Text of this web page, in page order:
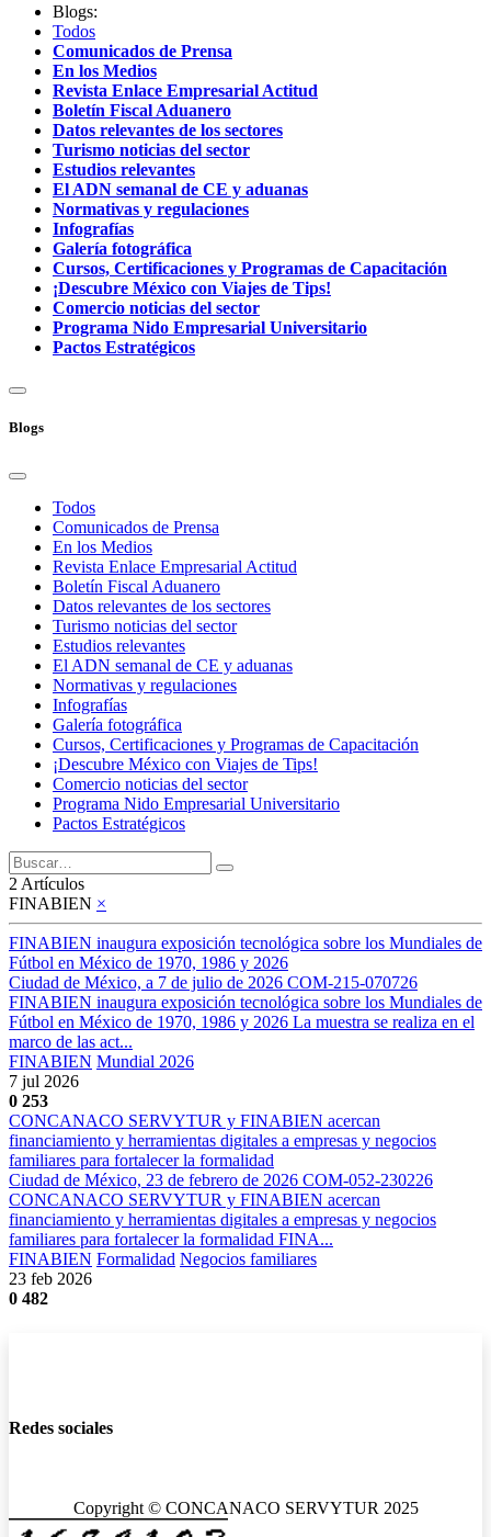
Blogs:
Todos
Comunicados de Prensa
En los Medios
Revista Enlace Empresarial Actitud
Boletín Fiscal Aduanero
Datos relevantes de los sectores
Turismo noticias del sector
Estudios relevantes
El ADN semanal de CE y aduanas
Normativas y regulaciones
Infografías
Galería fotográfica
Cursos, Certificaciones y Programas de Capacitación
¡Descubre México con Viajes de Tips!
Comercio noticias del sector
Programa Nido Empresarial Universitario
Pactos Estratégicos
Blogs
Todos
Comunicados de Prensa
En los Medios
Revista Enlace Empresarial Actitud
Boletín Fiscal Aduanero
Datos relevantes de los sectores
Turismo noticias del sector
Estudios relevantes
El ADN semanal de CE y aduanas
Normativas y regulaciones
Infografías
Galería fotográfica
Cursos, Certificaciones y Programas de Capacitación
¡Descubre México con Viajes de Tips!
Comercio noticias del sector
Programa Nido Empresarial Universitario
Pactos Estratégicos
2 Artículos
FINABIEN ×
FINABIEN inaugura exposición tecnológica sobre los Mundiales de
Fútbol en México de 1970, 1986 y 2026
Ciudad de México, a 7 de julio de 2026 COM-215-070726
FINABIEN inaugura exposición tecnológica sobre los Mundiales de
Fútbol en México de 1970, 1986 y 2026 La muestra se realiza en el
marco de las act...
FINABIEN Mundial 2026
7 jul 2026
0 253
CONCANACO SERVYTUR y FINABIEN acercan
financiamiento y herramientas digitales a empresas y negocios
familiares para fortalecer la formalidad
Ciudad de México, 23 de febrero de 2026 COM-052-230226
CONCANACO SERVYTUR y FINABIEN acercan
financiamiento y herramientas digitales a empresas y negocios
familiares para fortalecer la formalidad FINA...
FINABIEN Formalidad Negocios familiares
23 feb 2026
0 482
Redes sociales
Copyright © CONCANACO SERVYTUR 2025